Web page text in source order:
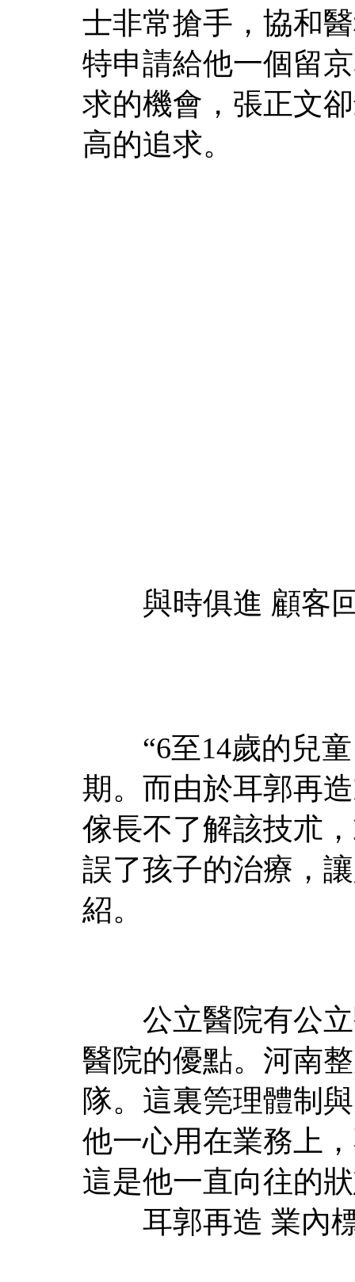
士非常搶手，協和
特申請給他一個留
求的機會，張正文
高的追求。
與時俱進 顧客
“6至14歲的兒童
期。而由於耳郭再
傢長不了解該技朮
誤了孩子的治療，
紹。
公立醫院有公立
醫院的優點。河南
隊。這裏筦理體制
他一心用在業務上
這是他一直向往的
耳郭再造 業內